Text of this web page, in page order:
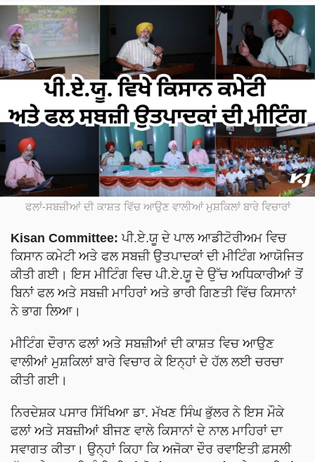
ਫਲਾਂ-ਸਬਜ਼ੀਆਂ ਦੀ ਕਾਸ਼ਤ ਵਿੱਚ ਆਉਣ ਵਾਲੀਆਂ ਮੁਸ਼ਕਿਲਾਂ ਬਾਰੇ ਵਿਚਾਰਾਂ
Kisan Committee: ਪੀ.ਏ.ਯੂ ਦੇ ਪਾਲ ਆਡੀਟੋਰੀਅਮ ਵਿਚ
ਕਿਸਾਨ ਕਮੇਟੀ ਅਤੇ ਫਲ ਸਬਜ਼ੀ ਉਤਪਾਦਕਾਂ ਦੀ ਮੀਟਿੰਗ ਆਯੋਜਿਤ
ਕੀਤੀ ਗਈ। ਇਸ ਮੀਟਿੰਗ ਵਿਚ ਪੀ.ਏ.ਯੂ ਦੇ ਉੱਚ ਅਧਿਕਾਰੀਆਂ ਤੋਂ
ਬਿਨਾਂ ਫਲ ਅਤੇ ਸਬਜ਼ੀ ਮਾਹਿਰਾਂ ਅਤੇ ਭਾਰੀ ਗਿਣਤੀ ਵਿੱਚ ਕਿਸਾਨਾਂ
ਨੇ ਭਾਗ ਲਿਆ।
ਮੀਟਿੰਗ ਦੌਰਾਨ ਫਲਾਂ ਅਤੇ ਸਬਜ਼ੀਆਂ ਦੀ ਕਾਸ਼ਤ ਵਿਚ ਆਉਣ
ਵਾਲੀਆਂ ਮੁਸ਼ਕਿਲਾਂ ਬਾਰੇ ਵਿਚਾਰ ਕੇ ਇਨ੍ਹਾਂ ਦੇ ਹੱਲ ਲਈ ਚਰਚਾ
ਕੀਤੀ ਗਈ।
ਨਿਰਦੇਸ਼ਕ ਪਸਾਰ ਸਿੱਖਿਆ ਡਾ. ਮੱਖਣ ਸਿੰਘ ਭੁੱਲਰ ਨੇ ਇਸ ਮੌਕੇ
ਫਲਾਂ ਅਤੇ ਸਬਜ਼ੀਆਂ ਬੀਜਣ ਵਾਲੇ ਕਿਸਾਨਾਂ ਦੇ ਨਾਲ ਮਾਹਿਰਾਂ ਦਾ
ਸਵਾਗਤ ਕੀਤਾ। ਉਨ੍ਹਾਂ ਕਿਹਾ ਕਿ ਅਜੋਕਾ ਦੌਰ ਰਵਾਇਤੀ ਫ਼ਸਲੀ